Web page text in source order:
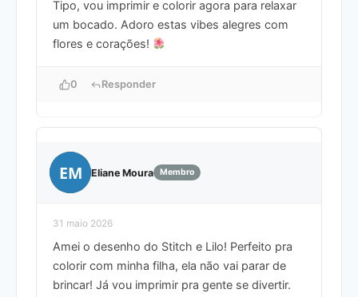
Tipo, vou imprimir e colorir agora para relaxar
um bocado. Adoro estas vibes alegres com
flores e corações!
0 Responder
EM Eliane Moura Membro
31 maio 2026
Amei o desenho do Stitch e Lilo! Perfeito pra
colorir com minha filha, ela não vai parar de
brincar! Já vou imprimir pra gente se divertir.